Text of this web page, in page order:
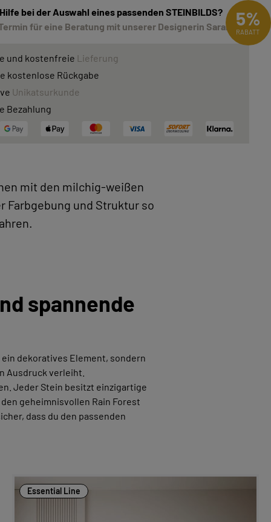
bei der Auswahl eines passenden STEINBILDS?
für eine Beratung mit unserer Designerin Sarah!
und kostenfreie Lieferung
kostenlose Rückgabe
Unikatsurkunde
Bezahlung
mit den milchig-weißen
Farbgebung und Struktur so
spannende
dekoratives Element, sondern
Ausdruck verleiht.
Jeder Stein besitzt einzigartige
geheimnisvollen Rain Forest
dass du den passenden
Essential Line
5%
RABATT